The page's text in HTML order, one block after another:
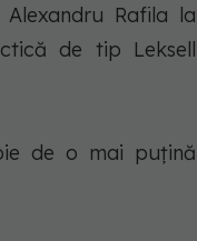
Rafila la
de tip Leksell
de o mai puţină